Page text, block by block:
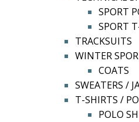
SPORT
SPORT
TRACKSUITS
WINTER
COATS
SWEATERS /
T-SHIRTS /
POLO